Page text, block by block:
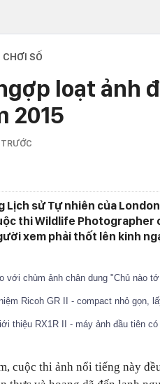
SỐ
loạt ảnh
2015
Lịch sử Tự nhiên của
thi Wildlife Photographer
xem phải thốt lên kinh
với chùm ảnh chân dung "Chủ nào
Ricoh GR II - compact nhỏ gọn,
thiệu RX1R II - máy ảnh đầu tiên
cuộc thi ảnh nổi tiếng này